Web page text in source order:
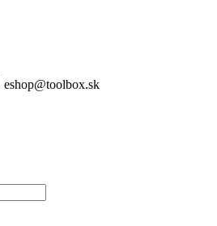
eshop@toolbox.sk